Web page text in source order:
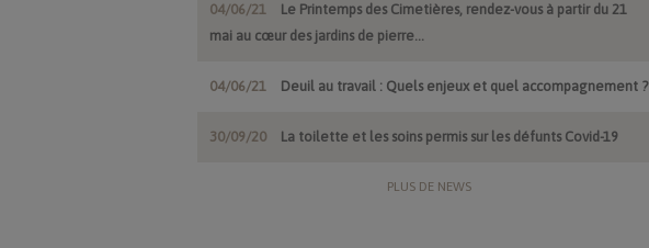
04/06/21
Le Printemps des Cimetières, rendez-vous à partir du 21
mai au cœur des jardins de pierre...
04/06/21 Deuil au travail : Quels enjeux et quel accompagnement ?
30/09/20 La toilette et les soins permis sur les défunts Covid-19
PLUS DE NEWS